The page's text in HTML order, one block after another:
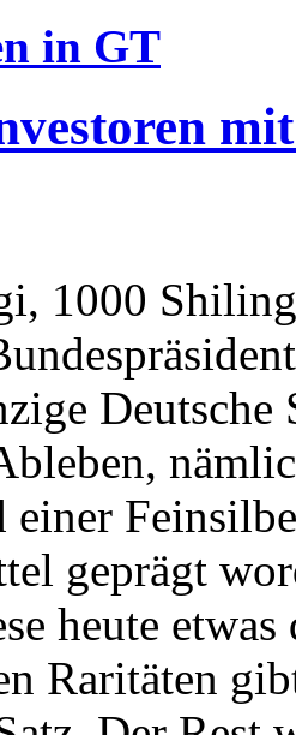
in GT
1000
Deutsche
einer
geprägt
heute
Raritäten